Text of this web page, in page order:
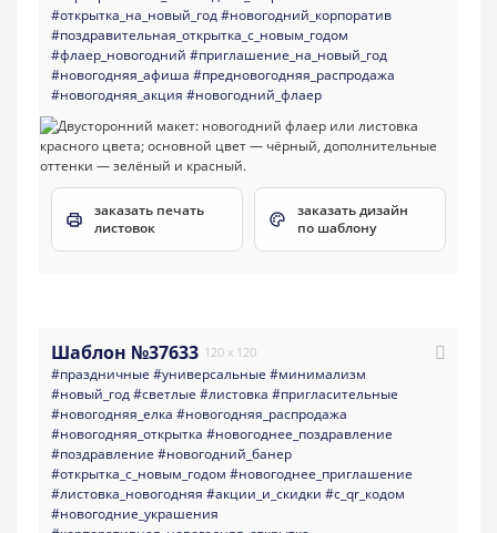
#открытка_на_новый_год#новогодний_корпоратив
#поздравительная_открытка_с_новым_годом
#флаер_новогодний #приглашение_на_новый_год
#новогодняя_афиша #предновогодняя_распродажа
#новогодняя_акция #новогодний_флаер
заказать печать
листовок
заказать дизайн
по шаблону
Шаблон №37633 120 x 120
#праздничные #универсальные #минимализм
#новый_год#светлые #листовка #пригласительные
#новогодняя_елка #новогодняя_распродажа
#новогодняя_открытка #новогоднее_поздравление
#поздравление #новогодний_банер
#открытка_с_новым_годом #новогоднее_приглашение
#листовка_новогодняя #акции_и_скидки #с_qr_кодом
#новогодние_украшения